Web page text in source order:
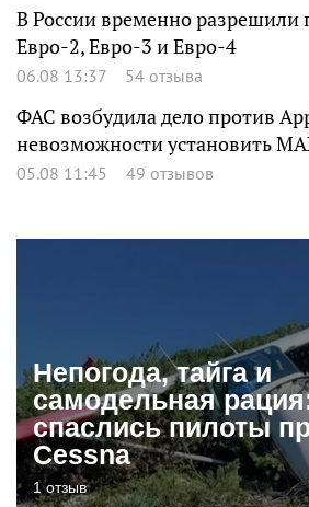
В России временно разрешили
Евро-2, Евро-3 и Евро-4
06.08 13:37 54 отзыва
ФАС возбудила дело против
невозможности установить
05.08 11:45 49 отзывов
Непогода, тайга и
самодельная
спаслись пилоты
Cessna
1 отзыв